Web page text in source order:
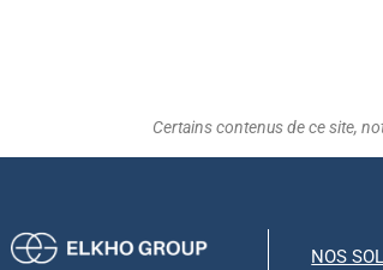
Certains contenus de ce site,
NOS